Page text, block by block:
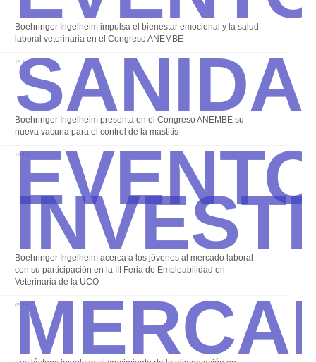
Boehringer Ingelheim impulsa el bienestar emocional y la salud
laboral veterinaria en el Congreso ANEMBE
15 Jun
Boehringer Ingelheim presenta en el Congreso ANEMBE su
nueva vacuna para el control de la mastitis
12 Jun
Boehringer Ingelheim acerca a los jóvenes al mercado laboral
con su participación en la III Feria de Empleabilidad en
Veterinaria de la UCO
03 Jun